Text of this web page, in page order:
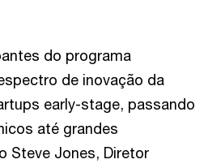
do programa
de inovação da
early-stage, passando
até grandes
Steve Jones, Diretor